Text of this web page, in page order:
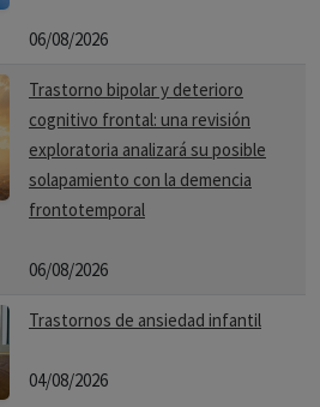
06/08/2026
Trastorno bipolar y deterioro
cognitivo frontal: una revisión
exploratoria analizará su posible
solapamiento con la demencia
frontotemporal
06/08/2026
Trastornos de ansiedad infantil
04/08/2026